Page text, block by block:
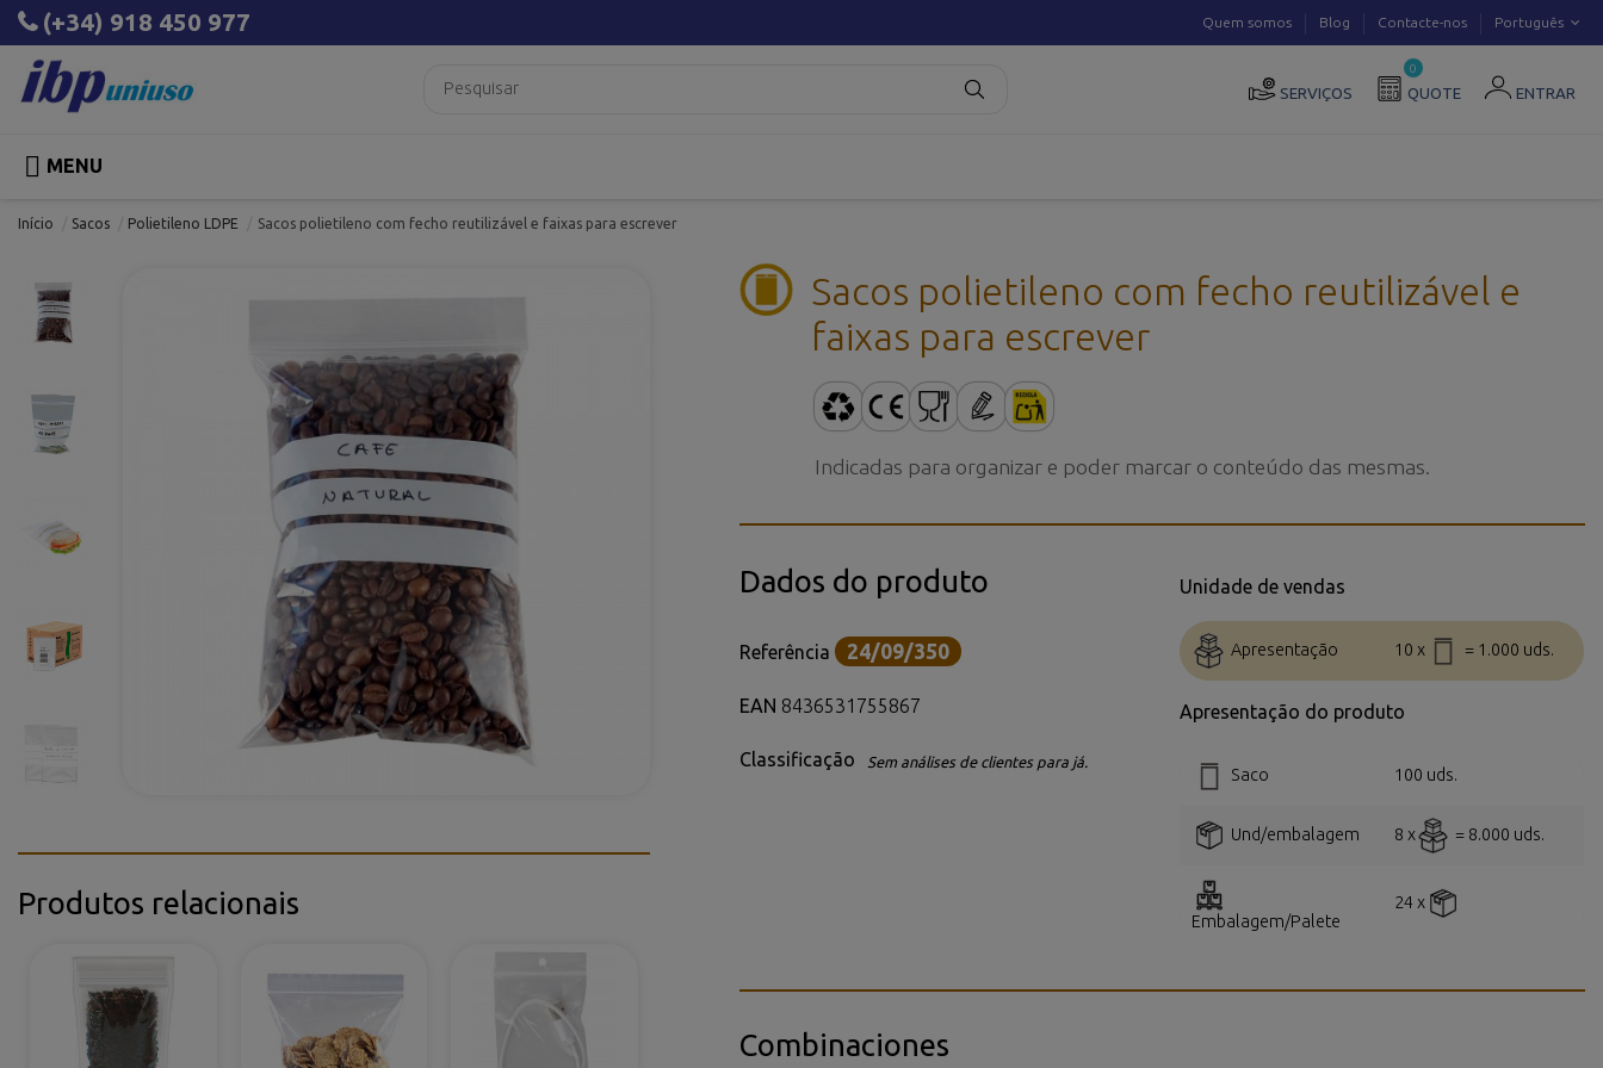
(+34) 918 450 977 Quem somos Blog Contacte-nos Português
SERVIÇOS QUOTE
0
ENTRAR
 MENU
Início Sacos Polietileno LDPE Sacos polietileno com fecho reutilizável e faixas para escrever
Produtos relacionais
Sacos polietileno com fecho reutilizável e
faixas para escrever
Indicadas para organizar e poder marcar o conteúdo das mesmas.
Dados do produto
Referência 24/09/350
EAN 8436531755867
Classificação Sem análises de clientes para já.
Unidade de vendas
Apresentação 10 x = 1.000 uds.
Apresentação do produto
Saco 100 uds.
Und/embalagem 8 x = 8.000 uds.
Embalagem/Palete
24 x
Combinaciones